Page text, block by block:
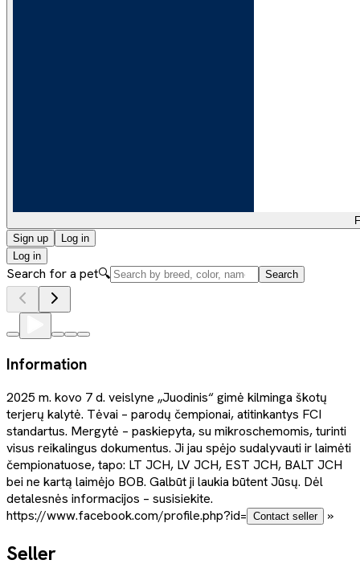
Sign up
Log in
Log in
Search for a pet🔍 Search
Information
2025 m. kovo 7 d. veislyne „Juodinis“ gimė kilminga škotų
terjerų kalytė. Tėvai – parodų čempionai, atitinkantys FCI
standartus. Mergytė – paskiepyta, su mikroschemomis, turinti
visus reikalingus dokumentus. Ji jau spėjo sudalyvauti ir laimėti
čempionatuose, tapo: LT JCH, LV JCH, EST JCH, BALT JCH
bei ne kartą laimėjo BOB. Galbūt ji laukia būtent Jūsų. Dėl
detalesnės informacijos – susisiekite.
https://www.facebook.com/profile.php?id= Contact seller »
Seller